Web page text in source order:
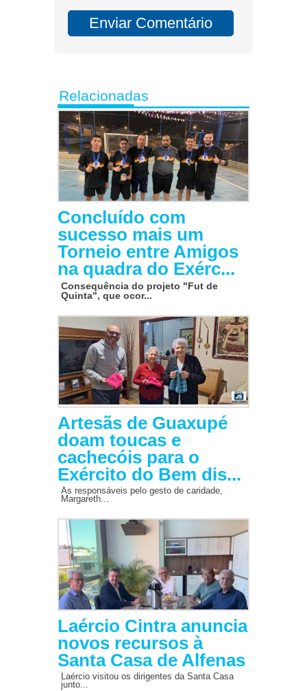
Relacionadas
Concluído com
sucesso mais um
Torneio entre Amigos
na quadra do Exérc...
Consequência do projeto "Fut de
Quinta", que ocor...
Artesãs de Guaxupé
doam toucas e
cachecóis para o
Exército do Bem dis...
As responsáveis pelo gesto de caridade,
Margareth...
Laércio Cintra anuncia
novos recursos à
Santa Casa de Alfenas
Laércio visitou os dirigentes da Santa Casa
junto...